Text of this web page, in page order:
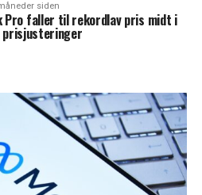
siden
Pro faller til rekordlav pris midt i
prisjusteringer